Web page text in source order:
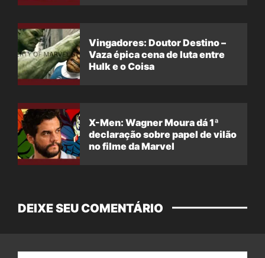
Vingadores: Doutor Destino –
Vaza épica cena de luta entre
Hulk e o Coisa
X-Men: Wagner Moura dá 1ª
declaração sobre papel de vilão
no filme da Marvel
DEIXE SEU COMENTÁRIO